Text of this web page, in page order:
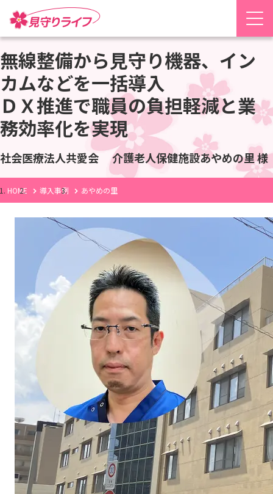
無線整備から見守り機器、イン
カムなどを一括導入
ＤＸ推進で職員の負担軽減と業
務効率化を実現
社会医療法人共愛会 介護老人保健施設あやめの里 様
HOME 導入事例 あやめの里